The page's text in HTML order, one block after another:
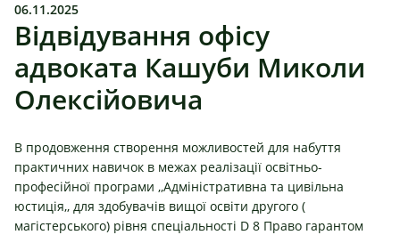
06.11.2025
Відвідування офісу
адвоката Кашуби Миколи
Олексійовича
В продовження створення можливостей для набуття
практичних навичок в межах реалізації освітньо-
професійної програми ,,Адміністративна та цивільна
юстиція,, для здобувачів вищої освіти другого (
магістерського) рівня спеціальності D 8 Право гарантом